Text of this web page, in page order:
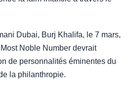
Dubai, Burj Khalifa, le 7 mars,
Noble Number devrait
de personnalités éminentes du
la philanthropie.